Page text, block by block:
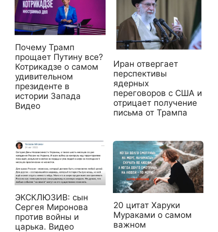
Почему Трамп
прощает Путину все?
Котрикадзе о самом
удивительном
президенте в
истории Запада
Видео
Иран отвергает
перспективы
ядерных
переговоров с США и
отрицает получение
письма от Трампа
ЭКСКЛЮЗИВ: сын
Сергея Миронова
против войны и
царька. Видео
20 цитат Харуки
Мураками о самом
важном